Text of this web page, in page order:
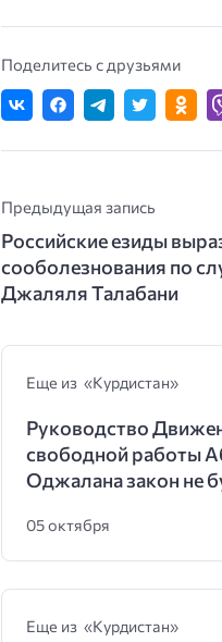
Поделитесь с друзьями
Предыдущая запись
Российские езиды
сооболезнования по
Джаляля Талабани
Еще из «Курдистан»
Руководство
свободной работы
Оджалана закон не
05 октября
Еще из «Курдистан»